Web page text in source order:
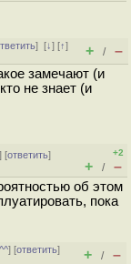
][↓] [↑]
+ / –
замечают (и
не знает (и
] [ответить]
+2
+ / –
об этом
пока
] [ответить]
+ / –